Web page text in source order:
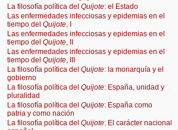
La filosofía política del Quijote: el Estado
Las enfermedades infecciosas y epidemias en el
tiempo del Quijote, I
Las enfermedades infecciosas y epidemias en el
tiempo del Quijote, II
Las enfermedades infecciosas y epidemias en el
tiempo del Quijote, III
La filosofía política del Quijote: la monarquía y el
gobierno
La filosofía política del Quijote: España, unidad y
pluralidad
La filosofía política del Quijote: España como
patria y como nación
La filosofía política del Quijote: El carácter nacional